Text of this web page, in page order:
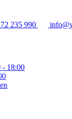
235 990
- 18:00